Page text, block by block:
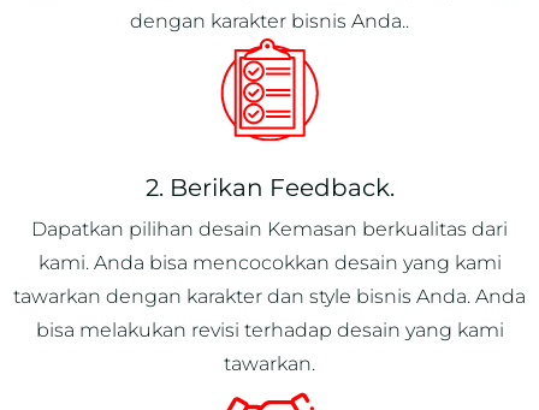
dengan karakter bisnis Anda..
2. Berikan Feedback.
Dapatkan pilihan desain Kemasan berkualitas dari
kami. Anda bisa mencocokkan desain yang kami
tawarkan dengan karakter dan style bisnis Anda. Anda
bisa melakukan revisi terhadap desain yang kami
tawarkan.